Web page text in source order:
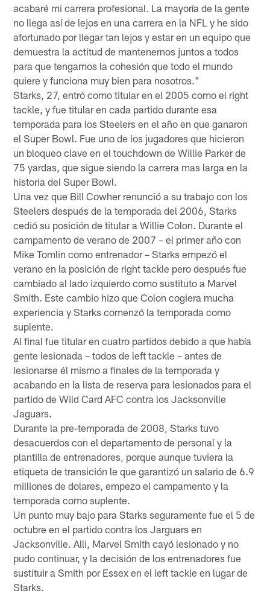
acabaré mi carrera profesional. La mayoría de la gente
no llega así de lejos en una carrera en la NFL y he sido
afortunado por llegar tan lejos y estar en un equipo que
demuestra la actitud de mantenernos juntos a todos
para que tengamos la cohesión que todo el mundo
quiere y funciona muy bien para nosotros."
Starks, 27, entró como titular en el 2005 como el right
tackle, y fue titular en cada partido durante esa
temporada para los Steelers en el año en que ganaron
el Super Bowl. Fue uno de los jugadores que hicieron
un bloqueo clave en el touchdown de Willie Parker de
75 yardas, que sigue siendo la carrera mas larga en la
historia del Super Bowl.
Una vez que Bill Cowher renunció a su trabajo con los
Steelers después de la temporada del 2006, Starks
cedió su posición de titular a Willie Colon. Durante el
campamento de verano de 2007 – el primer año con
Mike Tomlin como entrenador – Starks empezó el
verano en la posición de right tackle pero después fue
cambiado al lado izquierdo como sustituto a Marvel
Smith. Este cambio hizo que Colon cogiera mucha
experiencia y Starks comenzó la temporada como
suplente.
Al final fue titular en cuatro partidos debido a que había
gente lesionada – todos de left tackle – antes de
lesionarse él mismo a finales de la temporada y
acabando en la lista de reserva para lesionados para el
partido de Wild Card AFC contra los Jacksonville
Jaguars.
Durante la pre-temporada de 2008, Starks tuvo
desacuerdos con el departamento de personal y la
plantilla de entrenadores, porque aunque tuviera la
etiqueta de transición le que garantizó un salario de 6.9
milliones de dolares, empezo el campamento y la
temporada como suplente.
Un punto muy bajo para Starks seguramente fue el 5 de
octubre en el partido contra los Jarguars en
Jacksonville. Alli, Marvel Smith cayó lesionado y no
pudo continuar, y la decisión de los entrenadores fue
sustituir a Smith por Essex en el left tackle en lugar de
Starks.